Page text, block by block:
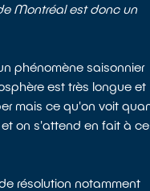
Montréal est donc un
phénomène saisonnier
est très longue et
mais ce qu'on voit
on s'attend en fait à ce
résolution notamment